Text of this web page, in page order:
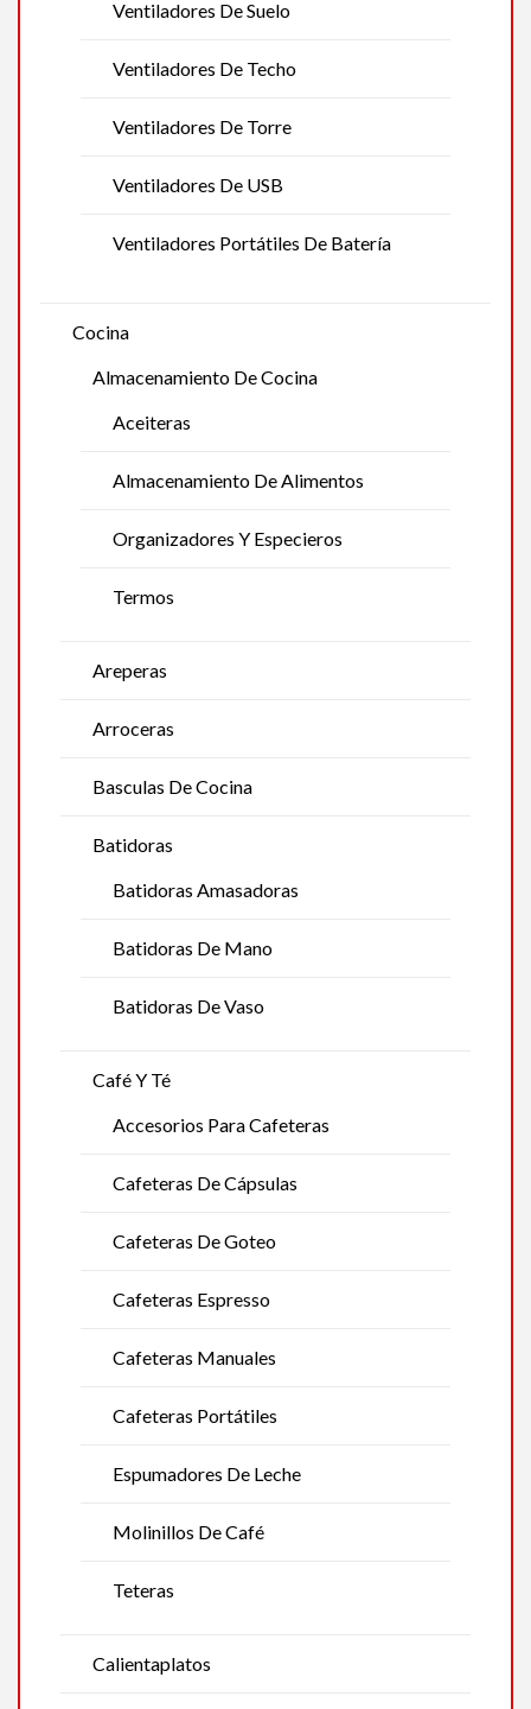
Ventiladores De Suelo
Ventiladores De Techo
Ventiladores De Torre
Ventiladores De USB
Ventiladores Portátiles De Batería
Cocina
Almacenamiento De Cocina
Aceiteras
Almacenamiento De Alimentos
Organizadores Y Especieros
Termos
Areperas
Arroceras
Basculas De Cocina
Batidoras
Batidoras Amasadoras
Batidoras De Mano
Batidoras De Vaso
Café Y Té
Accesorios Para Cafeteras
Cafeteras De Cápsulas
Cafeteras De Goteo
Cafeteras Espresso
Cafeteras Manuales
Cafeteras Portátiles
Espumadores De Leche
Molinillos De Café
Teteras
Calientaplatos